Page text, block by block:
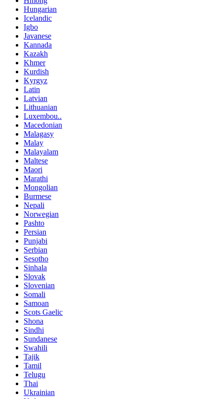
Hungarian
Icelandic
Igbo
Javanese
Kannada
Kazakh
Khmer
Kurdish
Kyrgyz
Latin
Latvian
Lithuanian
Luxembou..
Macedonian
Malagasy
Malay
Malayalam
Maltese
Maori
Marathi
Mongolian
Burmese
Nepali
Norwegian
Pashto
Persian
Punjabi
Serbian
Sesotho
Sinhala
Slovak
Slovenian
Somali
Samoan
Scots Gaelic
Shona
Sindhi
Sundanese
Swahili
Tajik
Tamil
Telugu
Thai
Ukrainian